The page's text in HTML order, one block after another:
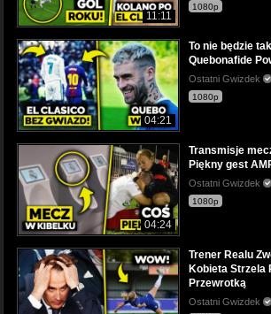
11:11
1080p
04:21
To nie będzie
Quebonafide
Ostatni Gwizdek
1080p
04:24
Transmisje
Piękny gest
Ostatni Gwizdek
1080p
Trener Realu
Kobieta Strzela
Przewrotką
Ostatni Gwizdek